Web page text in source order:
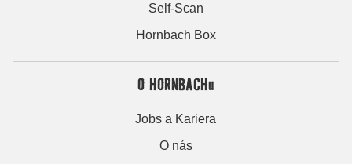
Self-Scan
Hornbach Box
O HORNBACHu
Jobs a Kariera
O nás